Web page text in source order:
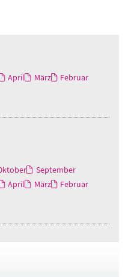
April März
Februar
September
April März
Februar